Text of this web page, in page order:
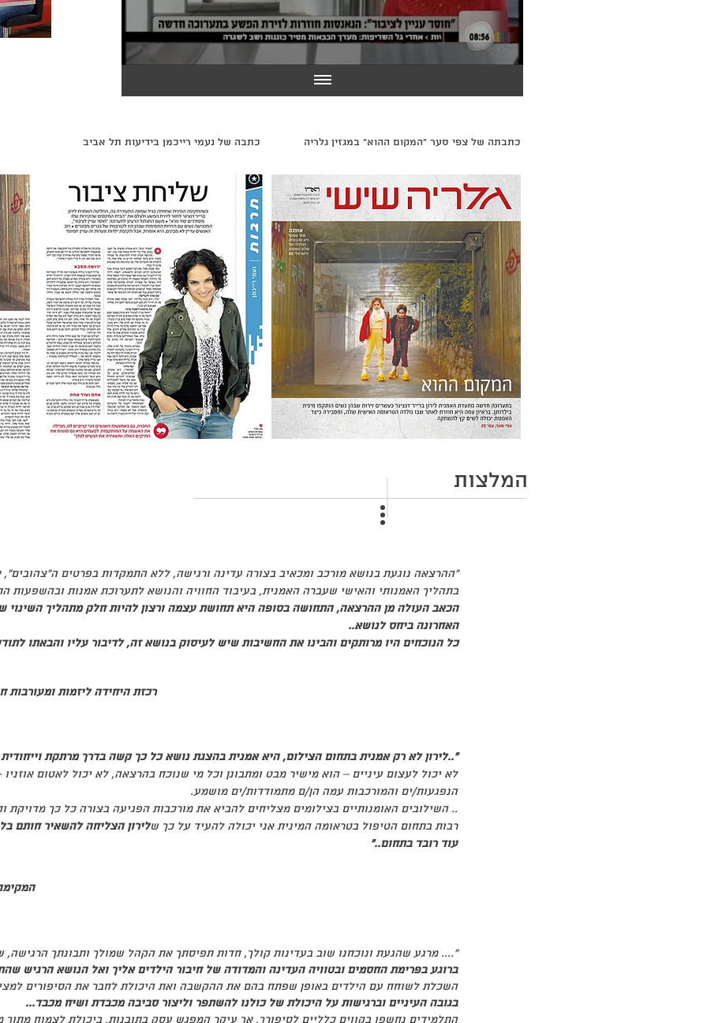
כתבתה של צפי סער "המקום ההוא" במגזין גלריה כתבה של נעמי רייכמן בידיעות תל אביב
המלצות
"ההרצאה נוגעת בנושא מורכב ומכאיב בצורה עדינה ורגישה, ללא התמקדות בפרטים
בתהליך האמנותי והאישי שעברה האמנית, בעיבוד החוויה והנושא לתערוכת אמנות ובהשפעות
הכאב העולה מן ההרצאה, התחושה בסופה היא תחושת עצמה ורצון להיות חלק מתהליך השינוי
האחרונה ביחס לנושא..
כל הנוכחים היו מרותקים והבינו את החשיבות שיש לעיסוק בנושא זה, לדיבור עליו והבאתו
רכזת היחידה ליזמות
״..לירון לא רק אמנית בתחום הצילום, היא אמנית בהצגת נושא כל כך קשה בדרך מרתקת וייחודית
לא יכול לעצום עיניים – הוא מישיר מבט ומתבונן וכל מי שנוכח בהרצאה, לא יכול לאטום
הנפגעות/ים והמורכבות עמה הן/ם מתמודדות/ים מושמע.
.. השילובים האומנותיים בצילומים מצליחים להביא את מורכבות הפגיעה בצורה כל כך
רבות בתחום הטיפול בטראומה המינית אני יכולה להעיד על כך שלירון הצליחה להשאיר חותם
עוד רובד בתחום.."
המקימה
".... מרגע שהגעת ונוכחנו שוב בעדינות קולך, חדות תפיסתך את הקהל שמולך ותבונתך
ברוגע בפרימת החסמים ובטוויה העדינה והמדודה של חיבור הילדים אליך ואל הנושא הרגיש
השכלת לשוחח עם הילדים באופן שפתח בהם את ההקשבה ואת היכולת לחבר את הסיפורים
בגובה העיניים וברגישות על היכולת של כולנו להשתפר וליצור סביבה מכבדת ושיח מכבד...